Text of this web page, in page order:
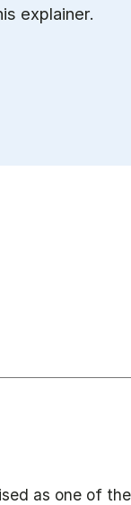
explainer.
as one of the